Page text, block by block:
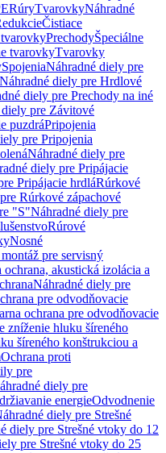
RúryTvarovkyNáhradné
Čistiace
PrechodyŠpeciálne
tvarovkyTvarovky
SpojeniaNáhradné diely pre
Náhradné diely pre Hrdlové
diely pre Prechody na iné
pre Závitové
puzdráPripojenia
pre Pripojenia
Náhradné diely pre
diely pre Pripájacie
Pripájacie hrdláRúrkové
Rúrkové zápachové
"S"Náhradné diely pre
Rúrové
Nosné
pre servisný
ochrana, akustická izolácia a
Náhradné diely pre
pre odvodňovacie
ochrana pre odvodňovacie
zníženie hluku šíreného
šíreného konštrukciou a
Ochrana proti
pre
diely pre
energieOdvodnenie
diely pre Strešné
diely pre Strešné vtoky do 12
pre Strešné vtoky do 25